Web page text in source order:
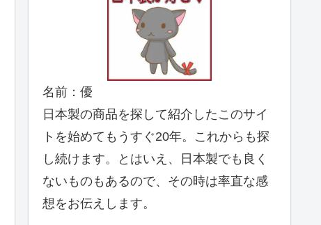
名前：優
日本製の商品を探して紹介したこのサイ
トを始めてもうすぐ20年。これからも探
し続けます。とはいえ、日本製でも良く
ないものもあるので、その時は率直な感
想をお伝えします。